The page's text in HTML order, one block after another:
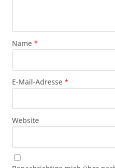
Name *
E-Mail-Adresse *
Website